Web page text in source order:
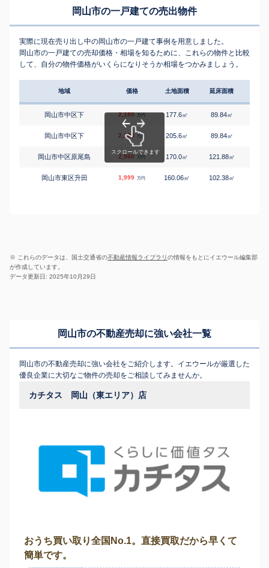
岡山市の一戸建ての売出物件
実際に現在売り出し中の岡山市の一戸建て事例を用意しました。
岡山市の一戸建ての売却価格・相場を知るために、これらの物件と比較
して、自分の物件価格がいくらになりそうか相場をつかみましょう。
地域 価格 土地面積 延床面積
岡山市中区下 2,180 万円 177.6㎡ 89.84㎡
岡山市中区下 2,180 万円 205.6㎡ 89.84㎡
岡山市中区原尾島 2,980 万円 170.0㎡ 121.88㎡
岡山市東区升田 1,999 万円 160.06㎡ 102.38㎡
※ これらのデータは、国土交通省の不動産情報ライブラリの情報をもとにイエウール編集部
が作成しています。
データ更新日: 2025年10月29日
岡山市の不動産売却に強い会社一覧
岡山市の不動産売却に強い会社をご紹介します。イエウールが厳選した
優良企業に大切なご物件の売却をご相談してみませんか。
カチタス 岡山（東エリア）店
おうち買い取り全国No.1。直接買取だから早くて
簡単です。